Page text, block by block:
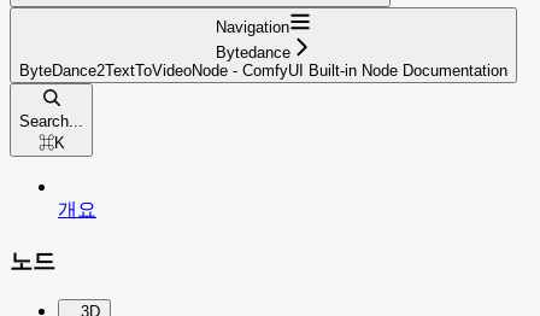
Navigation
Bytedance
ByteDance2TextToVideoNode - ComfyUI Built-in Node Documentation
Search...
⌘K
개요
노드
3D